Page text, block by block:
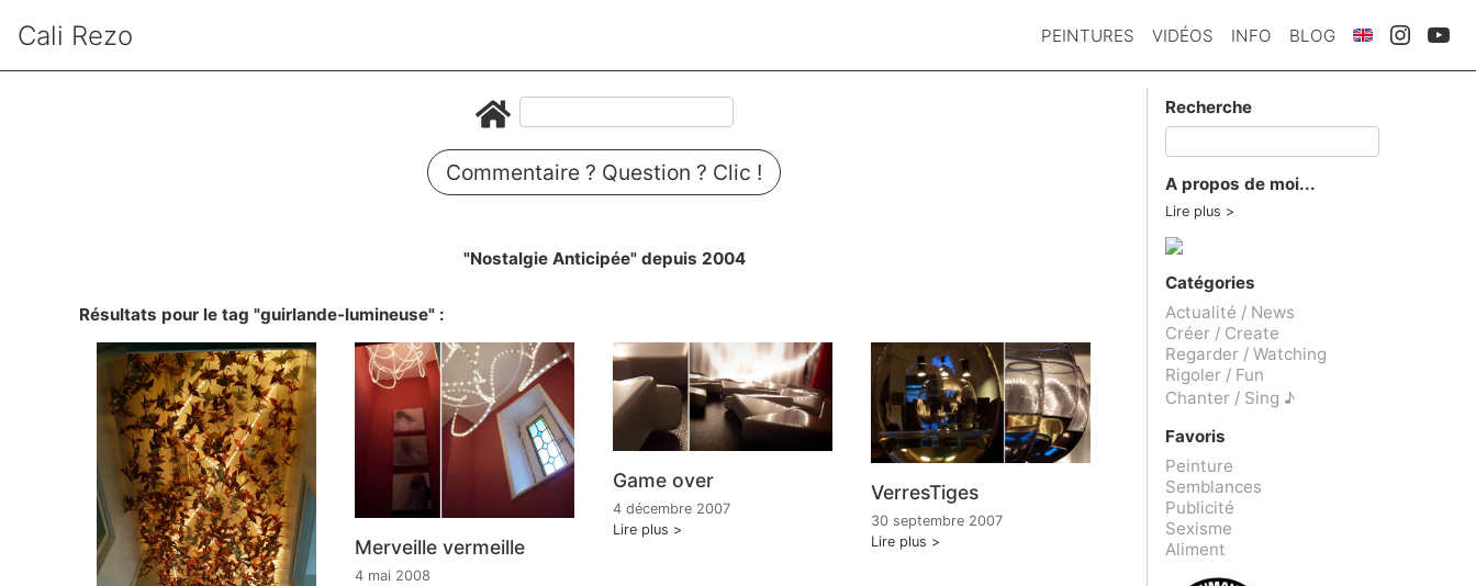
Cali Rezo PEINTURES VIDÉOS INFO BLOG
Commentaire ? Question ? Clic !
"Nostalgie Anticipée" depuis 2004
Résultats pour le tag "guirlande-lumineuse" :
Merveille vermeille
4 mai 2008
Game over
4 décembre 2007
Lire plus
VerresTiges
30 septembre 2007
Lire plus
Recherche
A propos de moi...
Lire plus
Catégories
Actualité / News
Créer / Create
Regarder / Watching
Rigoler / Fun
Chanter / Sing ♪
Favoris
Peinture
Semblances
Publicité
Sexisme
Aliment